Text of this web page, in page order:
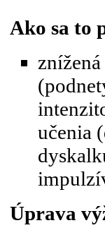
Ako sa to
učenia
Úprava